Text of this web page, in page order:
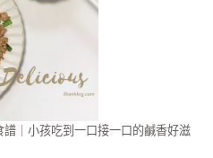
譜｜小孩吃到一口接一口的鹹香好滋